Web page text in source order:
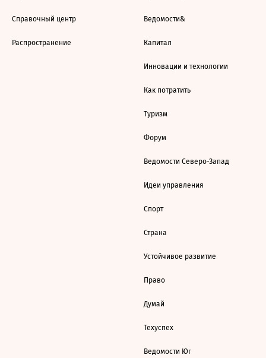
Справочный центр
Распространение
Ведомости&
Капитал
Инновации и технологии
Как потратить
Туризм
Форум
Ведомости Северо-Запад
Идеи управления
Спорт
Страна
Устойчивое развитие
Право
Думай
Техуспех
Ведомости Юг